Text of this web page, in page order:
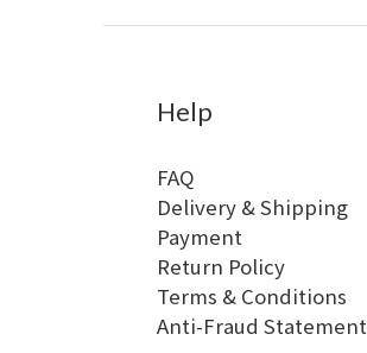
Help
FAQ
Delivery & Shipping
Payment
Return Policy
Terms & Conditions
Anti-Fraud Statement